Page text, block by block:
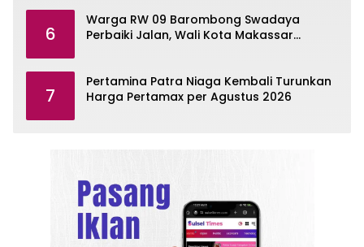
6
Warga RW 09 Barombong Swadaya
Perbaiki Jalan, Wali Kota Makassar
7
Pertamina Patra Niaga Kembali Turunkan
Harga Pertamax per Agustus 2026